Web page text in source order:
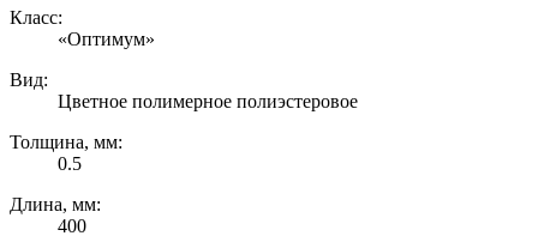
Класс:
«Оптимум»
Вид:
Цветное полимерное полиэстеровое
Толщина, мм:
0.5
Длина, мм:
400